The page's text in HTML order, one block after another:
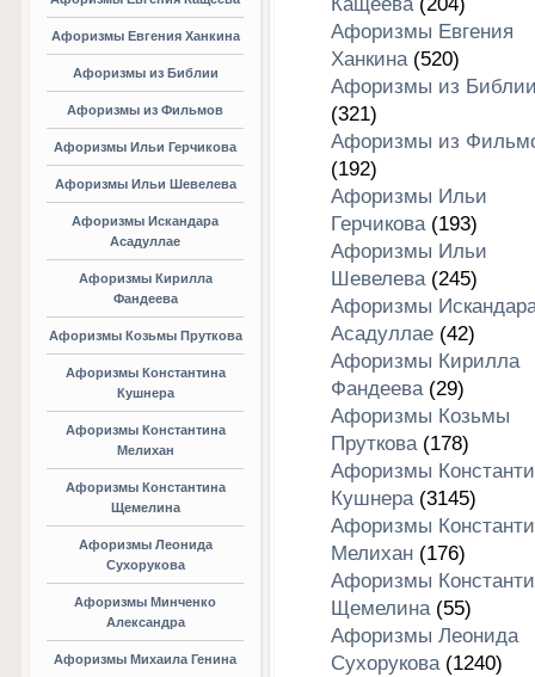
Афоризмы Евгения Ханкина
Афоризмы из Библии
Афоризмы из Фильмов
Афоризмы Ильи Герчикова
Афоризмы Ильи Шевелева
Афоризмы Искандара
Асадуллае
Афоризмы Кирилла
Фандеева
Афоризмы Козьмы Пруткова
Афоризмы Константина
Кушнера
Афоризмы Константина
Мелихан
Афоризмы Константина
Щемелина
Афоризмы Леонида
Сухорукова
Афоризмы Минченко
Александра
Афоризмы Михаила Генина
Кащеева(204)
Афоризмы Евгения
Ханкина(520)
Афоризмы из
(321)
Афоризмы из
(192)
Афоризмы Ильи
Герчикова(193)
Афоризмы Ильи
Шевелева(245)
Афоризмы
Асадуллае(42)
Афоризмы Кирилла
Фандеева(29)
Афоризмы Козьмы
Пруткова(178)
Афоризмы
Кушнера(3145)
Афоризмы
Мелихан(176)
Афоризмы
Щемелина(55)
Афоризмы Леонида
Сухорукова(1240)